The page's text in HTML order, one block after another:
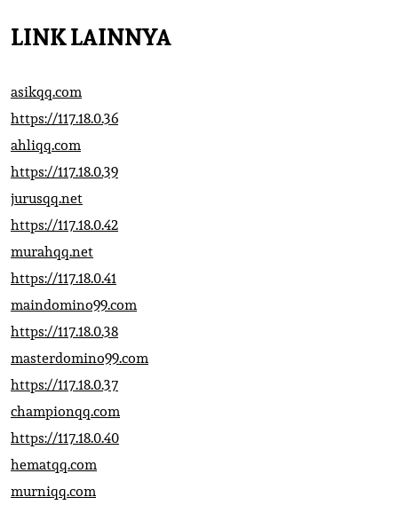
LINK LAINNYA
asikqq.com
https://117.18.0.36
ahliqq.com
https://117.18.0.39
jurusqq.net
https://117.18.0.42
murahqq.net
https://117.18.0.41
maindomino99.com
https://117.18.0.38
masterdomino99.com
https://117.18.0.37
championqq.com
https://117.18.0.40
hematqq.com
murniqq.com